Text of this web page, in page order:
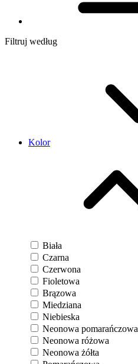
Filtruj według
Kolor
Biała
Czarna
Czerwona
Fioletowa
Brązowa
Miedziana
Niebieska
Neonowa pomarańczowa
Neonowa różowa
Neonowa żółta